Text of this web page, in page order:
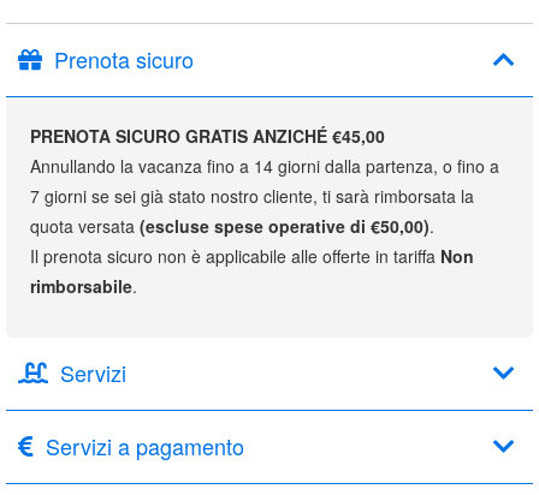
Prenota sicuro
PRENOTA SICURO GRATIS ANZICHÉ €45,00
Annullando la vacanza fino a 14 giorni dalla partenza, o fino a
7 giorni se sei già stato nostro cliente, ti sarà rimborsata la
quota versata (escluse spese operative di €50,00).
Il prenota sicuro non è applicabile alle offerte in tariffa Non
rimborsabile.
Servizi
Servizi a pagamento